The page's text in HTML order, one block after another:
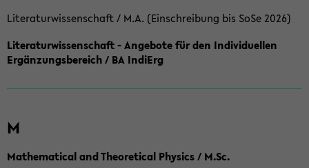
Literaturwissenschaft / M.A. (Einschreibung bis SoSe 2026)
Literaturwissenschaft - Angebote für den Individuellen
Ergänzungsbereich / BA IndiErg
M
Mathematical and Theoretical Physics / M.Sc.